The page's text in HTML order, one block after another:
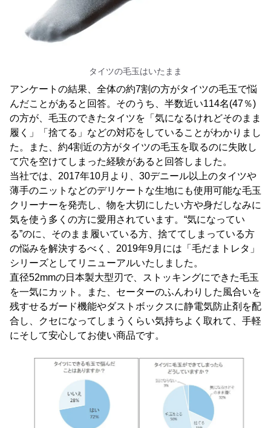
タイツの毛玉はいたまま
アンケートの結果、全体の約7割の方がタイツの毛玉で悩
んだことがあると回答。そのうち、半数近い114名(47％)
の方が、毛玉のできたタイツを「気になるけれどそのまま
履く」「捨てる」などの対応をしていることがわかりまし
た。また、約4割近の方がタイツの毛玉を取るのに失敗し
て穴を空けてしまった経験があると回答しました。
当社では、2017年10月より、30デニール以上のタイツや
薄手のニットなどのデリケートな生地にも使用可能な毛玉
クリーナーを発売し、物を大切にしたい方や身だしなみに
気を使う多くの方に愛用されています。“気になってい
る”のに、そのまま履いている方、捨ててしまっている方
の悩みを解決するべく、2019年9月には「毛だまトレタ」
シリーズとしてリニューアルいたしました。
直径52mmの日本製大型刃で、ストッキングにできた毛玉
を一気にカット。また、セーターのふんわりした風合いを
残すせるガード機能やダストボックスに静電気防止剤を配
合し、クセになってしまうくらい気持ちよく取れて、手軽
にそして安心してお使い商品です。